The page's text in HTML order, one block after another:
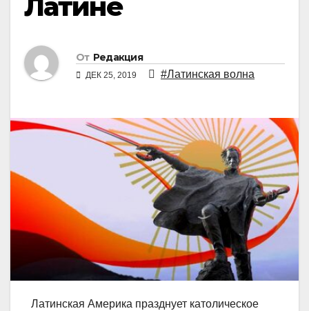
От Редакция
ДЕК 25, 2019 #Латинская волна
Латинская Америка празднует католическое